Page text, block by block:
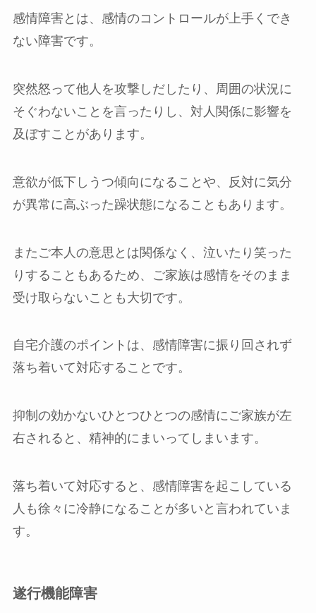
感情障害とは、感情のコントロールが上手くでき
ない障害です。
突然怒って他人を攻撃しだしたり、周囲の状況に
そぐわないことを言ったりし、対人関係に影響を
及ぼすことがあります。
意欲が低下しうつ傾向になることや、反対に気分
が異常に高ぶった躁状態になることもあります。
またご本人の意思とは関係なく、泣いたり笑った
りすることもあるため、ご家族は感情をそのまま
受け取らないことも大切です。
自宅介護のポイントは、感情障害に振り回されず
落ち着いて対応することです。
抑制の効かないひとつひとつの感情にご家族が左
右されると、精神的にまいってしまいます。
落ち着いて対応すると、感情障害を起こしている
人も徐々に冷静になることが多いと言われていま
す。
遂行機能障害